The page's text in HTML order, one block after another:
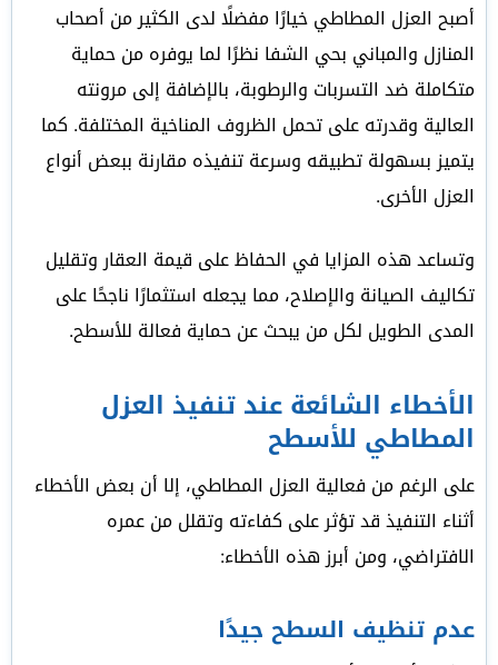
أصبح العزل المطاطي خيارًا مفضلًا لدى الكثير من أصحاب
المنازل والمباني بحي الشفا نظرًا لما يوفره من حماية
متكاملة ضد التسربات والرطوبة، بالإضافة إلى مرونته
العالية وقدرته على تحمل الظروف المناخية المختلفة. كما
يتميز بسهولة تطبيقه وسرعة تنفيذه مقارنة ببعض أنواع
العزل الأخرى.
وتساعد هذه المزايا في الحفاظ على قيمة العقار وتقليل
تكاليف الصيانة والإصلاح، مما يجعله استثمارًا ناجحًا على
المدى الطويل لكل من يبحث عن حماية فعالة للأسطح.
الأخطاء الشائعة عند تنفيذ العزل
المطاطي للأسطح
على الرغم من فعالية العزل المطاطي، إلا أن بعض الأخطاء
أثناء التنفيذ قد تؤثر على كفاءته وتقلل من عمره
الافتراضي، ومن أبرز هذه الأخطاء:
عدم تنظيف السطح جيدًا